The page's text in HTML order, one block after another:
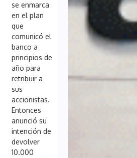
se enmarca
en el plan
que
comunicó el
banco a
principios de
año para
retribuir a
sus
accionistas.
Entonces
anunció su
intención de
devolver
10.000